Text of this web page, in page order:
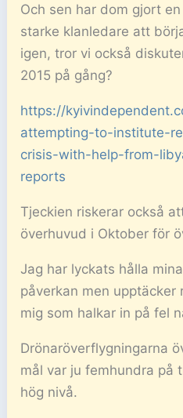
Och sen har dom gjort
starke klanledare att
igen, tror vi också
2015 på gång?
https://
attempting-to-institute-
crisis-with-help-from-
reports
Tjeckien riskerar också
överhuvud i Oktober för
Jag har lyckats hålla
påverkan men upptäcker
mig som halkar in på fel
Drönaröverflygningarna
mål var ju femhundra på
hög nivå.